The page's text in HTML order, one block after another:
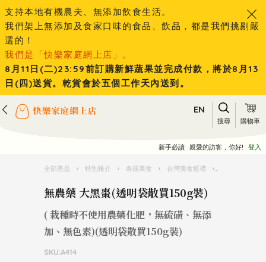
支持本地有機農夫、無添加飲食生活。
我們架上無添加及食家口味的食品、飲品，都是我們挑剔嚴
選的！
我們是「快樂家庭網上店」。
8月11日(二)23:59前訂購新鮮蔬果並完成付款，將於8月13
日(四)送貨。乾貨會於五個工作天內送到。
EN
搜尋 購物車
新手必讀 親愛的訪客，你好! 登入
全部產品 › 特別推介 › 各國美食 › 台灣美食巡禮 ›
無農藥 大黑棗(透明袋散買150g裝)
( 栽種時不使用農藥化肥，無硫磺、無添
加、無色素)(透明袋散買150g裝)
SKU:A414